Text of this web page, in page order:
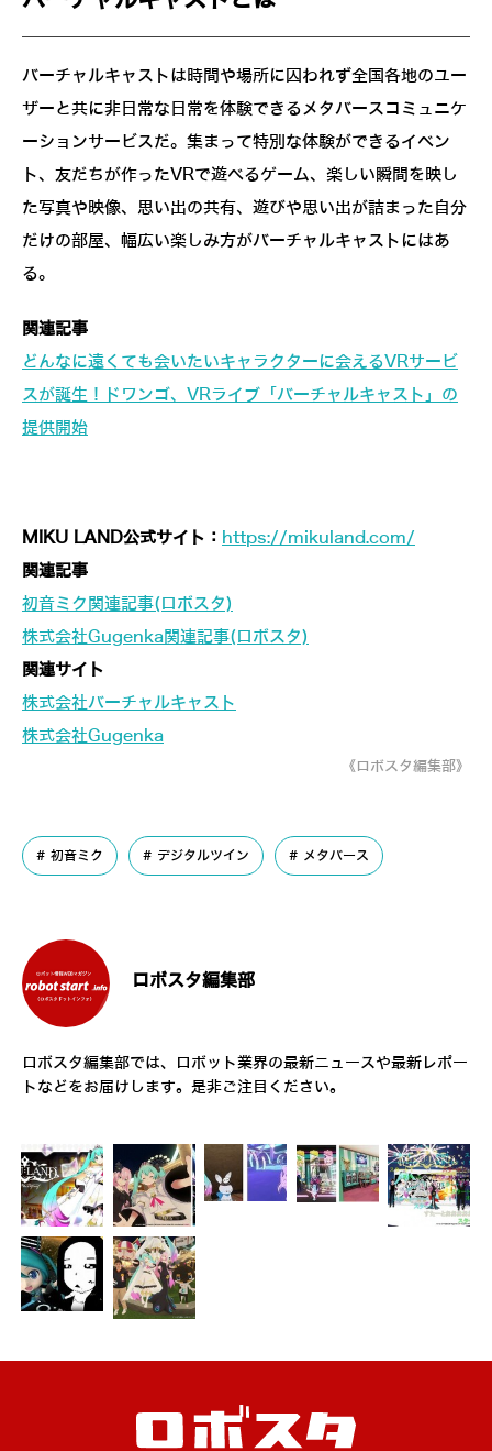
バーチャルキャストは時間や場所に囚われず全国各地のユー
ザーと共に非日常な日常を体験できるメタバースコミュニケ
ーションサービスだ。集まって特別な体験ができるイベン
ト、友だちが作ったVRで遊べるゲーム、楽しい瞬間を映し
た写真や映像、思い出の共有、遊びや思い出が詰まった自分
だけの部屋、幅広い楽しみ方がバーチャルキャストにはあ
る。
関連記事
どんなに遠くても会いたいキャラクターに会えるVRサービ
スが誕生！ドワンゴ、VRライブ「バーチャルキャスト」の
提供開始
MIKU LAND公式サイト： https://mikuland.com/
関連記事
初音ミク関連記事(ロボスタ)
株式会社Gugenka関連記事(ロボスタ)
関連サイト
株式会社バーチャルキャスト
株式会社Gugenka
《ロボスタ編集部》
初音ミク デジタルツイン メタバース
ロボスタ編集部
ロボスタ編集部では、ロボット業界の最新ニュースや最新レポー
トなどをお届けします。是非ご注目ください。